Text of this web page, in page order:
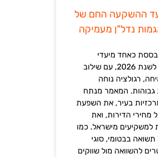
ההשקעה החם של
כאחד מיעדי
ההשקעה המסקרנים לשנת 2026, עם שילוב
רגולציה נוחה
גבוהות. המאמר מנתח
בעיר, את השפעת
מחירי הדירות, ואת
למשקיעים מישראל. כמו
בבטומי, סוגי
להשוואה מול שווקים